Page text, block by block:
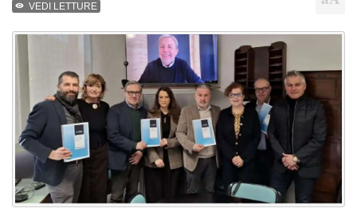
VEDI LETTURE